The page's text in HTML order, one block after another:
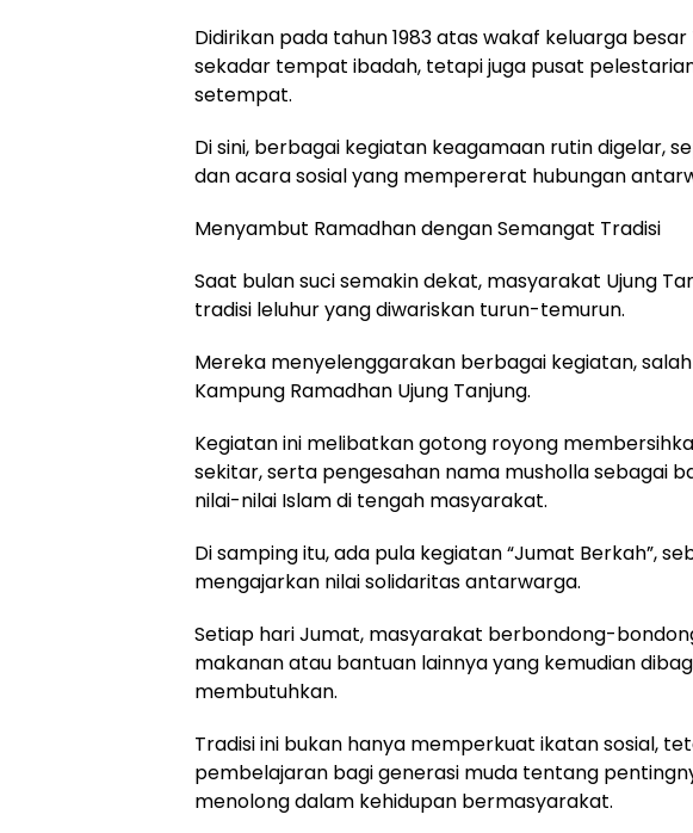
Didirikan pada tahun 1983 atas wakaf keluarga besar
sekadar tempat ibadah, tetapi juga pusat
setempat.
Di sini, berbagai kegiatan keagamaan rutin digelar,
dan acara sosial yang mempererat hubungan
Menyambut Ramadhan dengan Semangat Tradisi
Saat bulan suci semakin dekat, masyarakat Ujung
tradisi leluhur yang diwariskan turun-temurun.
Mereka menyelenggarakan berbagai kegiatan,
Kampung Ramadhan Ujung Tanjung.
Kegiatan ini melibatkan gotong royong
sekitar, serta pengesahan nama musholla sebagai
nilai-nilai Islam di tengah masyarakat.
Di samping itu, ada pula kegiatan “Jumat Berkah”,
mengajarkan nilai solidaritas antarwarga.
Setiap hari Jumat, masyarakat berbondong-
makanan atau bantuan lainnya yang kemudian
membutuhkan.
Tradisi ini bukan hanya memperkuat ikatan sosial,
pembelajaran bagi generasi muda tentang
menolong dalam kehidupan bermasyarakat.